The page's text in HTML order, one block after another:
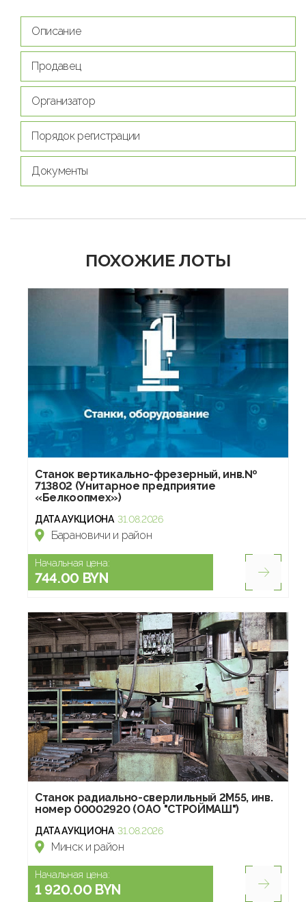
Описание
Продавец
Организатор
Порядок регистрации
Документы
ПОХОЖИЕ ЛОТЫ
Станок вертикально-фрезерный, инв.№
713802 (Унитарное предприятие
«Белкоопмех»)
ДАТА АУКЦИОНА 31.08.2026
Барановичи и район
Начальная цена:
744.00 BYN
Станок радиально-сверлильный 2М55, инв.
номер 00002920 (ОАО "СТРОЙМАШ")
ДАТА АУКЦИОНА 31.08.2026
Минск и район
Начальная цена:
1 920.00 BYN